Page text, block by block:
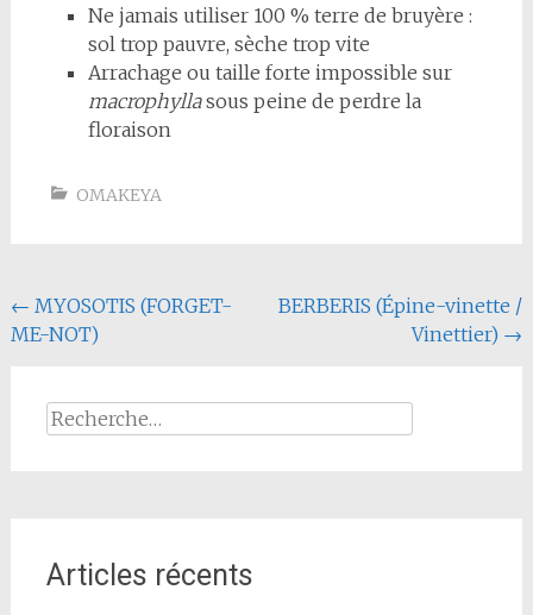
Ne jamais utiliser 100 % terre de bruyère :
sol trop pauvre, sèche trop vite
Arrachage ou taille forte impossible sur
macrophyllasous peine de perdre la
floraison
OMAKEYA
Navigation
de
← MYOSOTIS (FORGET-
ME-NOT)
BERBERIS (Épine-vinette /
Vinettier) →
Rechercher :
Articles récents